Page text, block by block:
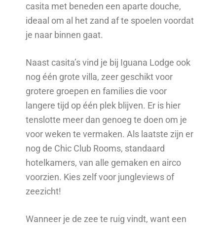
casita met beneden een aparte douche,
ideaal om al het zand af te spoelen voordat
je naar binnen gaat.
Naast casita’s vind je bij Iguana Lodge ook
nog één grote villa, zeer geschikt voor
grotere groepen en families die voor
langere tijd op één plek blijven. Er is hier
tenslotte meer dan genoeg te doen om je
voor weken te vermaken. Als laatste zijn er
nog de Chic Club Rooms, standaard
hotelkamers, van alle gemaken en airco
voorzien. Kies zelf voor jungleviews of
zeezicht!
Wanneer je de zee te ruig vindt, want een